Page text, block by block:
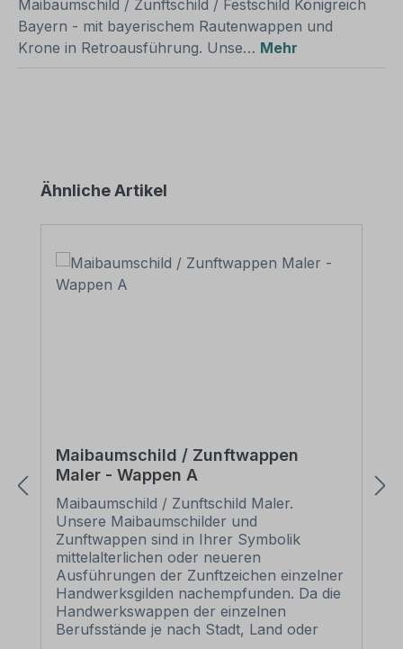
Maibaumschild / Zunftschild / Festschild Königreich
Bayern - mit bayerischem Rautenwappen und
Krone in Retroausführung. Unse… Mehr
Produktgalerie überspringen
Ähnliche Artikel
Maibaumschild / Zunftwappen
Maler - Wappen A
Maibaumschild / Zunftschild Maler.
Unsere Maibaumschilder und
Zunftwappen sind in Ihrer Symbolik
mittelalterlichen oder neueren
Ausführungen der Zunftzeichen einzelner
Handwerksgilden nachempfunden. Da die
Handwerkswappen der einzelnen
Berufsstände je nach Stadt, Land oder